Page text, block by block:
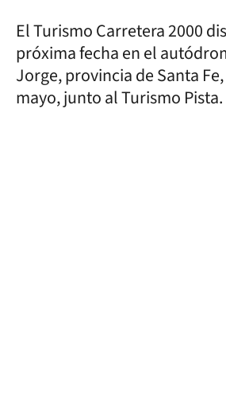
El Turismo Carretera 2000
próxima fecha en el
Jorge, provincia de Santa
mayo, junto al Turismo Pista.